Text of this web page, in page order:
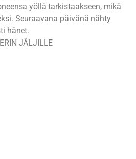
yöllä tarkistaakseen, mikä
Seuraavana päivänä nähty
hänet.
JÄLJILLE